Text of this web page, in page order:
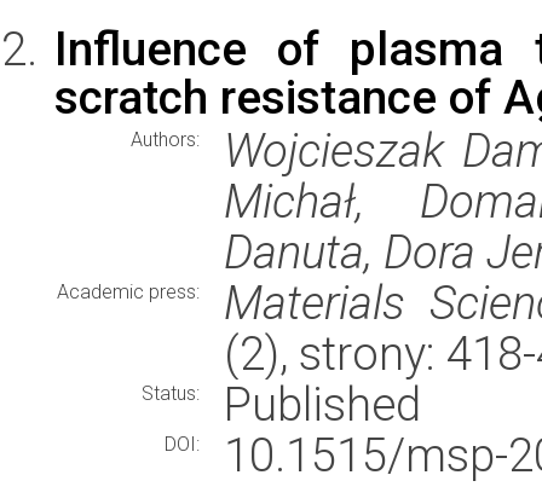
Influence of plasma
scratch resistance of
Authors:
Wojcieszak
Michał,
Danuta, Dora
Academic press:
Materials
(2), strony:
Status: Published
DOI:
10.1515/msp-